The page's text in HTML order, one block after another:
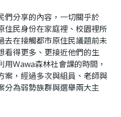
們分享的內容，一切關乎於
住民身份在家庭裡、校園裡所
去在接觸都市原住民議題前未
看得更多、更接近他們的生
Wawa森林社會課的時間，
案，經過多次與組員、老師與
分為弱勢族群與選舉兩大主